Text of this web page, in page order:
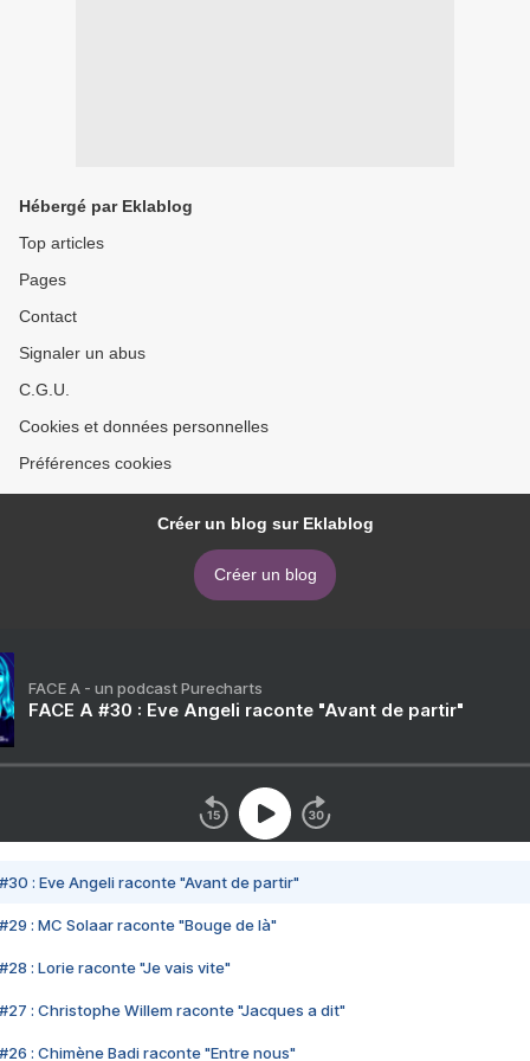
Hébergé par Eklablog
Top articles
Pages
Contact
Signaler un abus
C.G.U.
Cookies et données personnelles
Préférences cookies
Créer un blog sur Eklablog
Créer un blog
FACE A - un podcast Purecharts
FACE A #30 : Eve Angeli raconte "Avant de partir"
#30 : Eve Angeli raconte "Avant de partir"
#29 : MC Solaar raconte "Bouge de là"
#28 : Lorie raconte "Je vais vite"
#27 : Christophe Willem raconte "Jacques a dit"
#26 : Chimène Badi raconte "Entre nous"